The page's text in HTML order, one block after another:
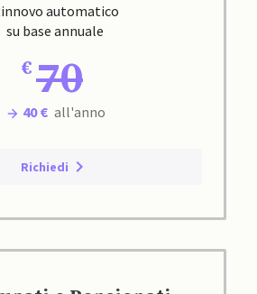
automatico
su base annuale
70
40 € all'anno
Richiedi